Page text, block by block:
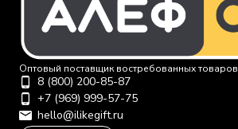
Оптовый поставщик востребованных товаров
8 (800) 200-85-87
+7 (969) 999-57-75
hello@ilikegift.ru